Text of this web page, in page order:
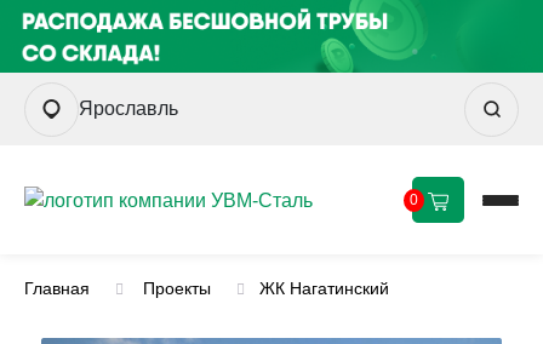
Ярославль
0
Главная Проекты ЖК Нагатинский